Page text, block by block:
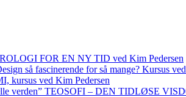
FOR EN NY TID ved Kim Pedersen
så fascinerende for så mange? Kursus
kursus ved Kim Pedersen
verden” TEOSOFI – DEN TIDLØSE